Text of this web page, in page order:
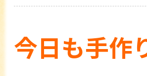
今日も手作